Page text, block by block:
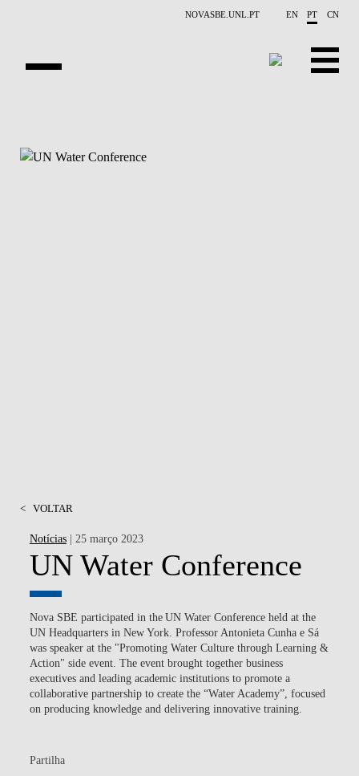
NOVASBE.UNL.PT EN PT CN
CONTACTOS
< VOLTAR
Notícias| 25 março 2023
UN Water Conference
Nova SBE participated in theUN Water Conference held at the
UN Headquarters in New York. Professor Antonieta Cunha e Sá
was speaker at the "Promoting Water Culture through Learning &
Action" side event. The event brought together business
executives and leading academic institutions to promote a
collaborative partnership to create the “Water Academy”, focused
on producing knowledge and delivering innovative training.
Partilha